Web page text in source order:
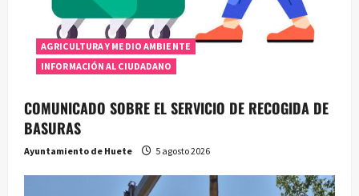
AGRICULTURA Y MEDIO AMBIENTE
INFORMACIÓN AL CIUDADANO
COMUNICADO SOBRE EL SERVICIO DE RECOGIDA DE
BASURAS
Ayuntamiento de Huete 5 agosto 2026